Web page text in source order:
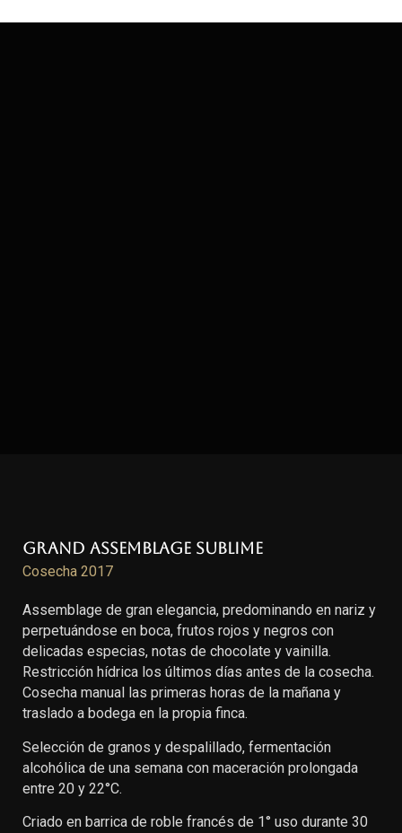
Grand Assemblage Sublime
Cosecha 2017
Assemblage de gran elegancia, predominando en nariz y
perpetuándose en boca, frutos rojos y negros con
delicadas especias, notas de chocolate y vainilla.
Restricción hídrica los últimos días antes de la cosecha.
Cosecha manual las primeras horas de la mañana y
traslado a bodega en la propia finca.
Selección de granos y despalillado, fermentación
alcohólica de una semana con maceración prolongada
entre 20 y 22°C.
Criado en barrica de roble francés de 1° uso durante 30